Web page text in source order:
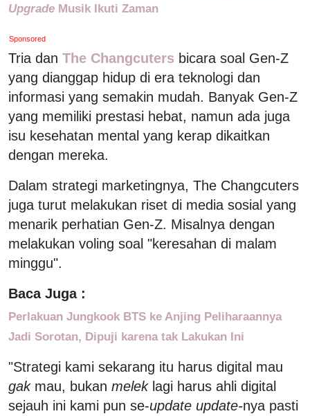
Upgrade Musik Ikuti Zaman
Sponsored
Tria dan The Changcuters bicara soal Gen-Z
yang dianggap hidup di era teknologi dan
informasi yang semakin mudah. Banyak Gen-Z
yang memiliki prestasi hebat, namun ada juga
isu kesehatan mental yang kerap dikaitkan
dengan mereka.
Dalam strategi marketingnya, The Changcuters
juga turut melakukan riset di media sosial yang
menarik perhatian Gen-Z. Misalnya dengan
melakukan voling soal "keresahan di malam
minggu".
Baca Juga :
Perlakuan Jungkook BTS ke Anjing Peliharaannya
Jadi Sorotan, Dipuji karena tak Lakukan Ini
"Strategi kami sekarang itu harus digital mau
gakmau, bukan meleklagi harus ahli digital
sejauh ini kami pun se-update update-nya pasti